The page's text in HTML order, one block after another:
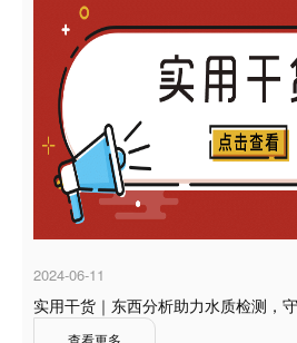
2024-06-11
实用干货｜东西分析助力水质检测，
查看更多